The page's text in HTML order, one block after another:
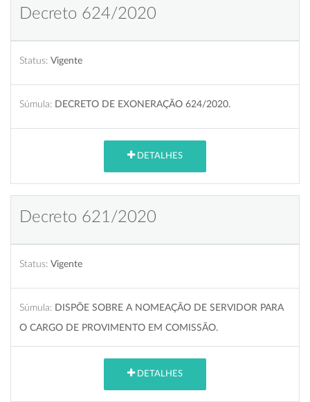
Decreto 624/2020
Status: Vigente
Súmula: DECRETO DE EXONERAÇÃO 624/2020.
DETALHES
Decreto 621/2020
Status: Vigente
Súmula: DISPÕE SOBRE A NOMEAÇÃO DE SERVIDOR PARA
O CARGO DE PROVIMENTO EM COMISSÃO.
DETALHES